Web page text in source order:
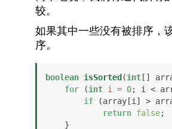
较。
如果其中一些没有被排序，
序。
boolean isSorted (int[]
for (int i = 0; i <
if (array[i] >
return false;